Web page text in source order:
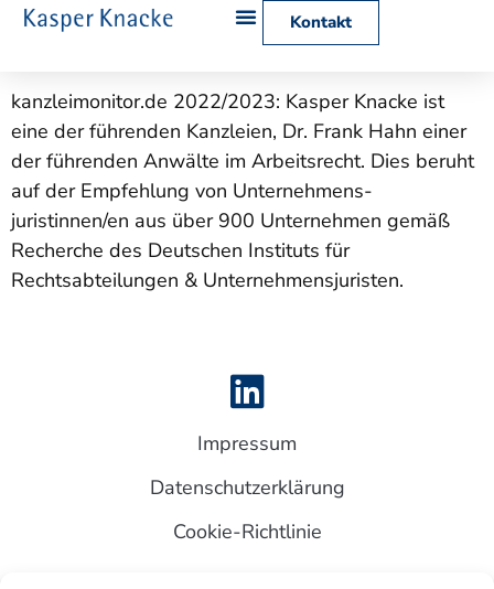
Kontakt
Anwälte 2018
kanzleimonitor.de 2022/2023: Kasper Knacke ist
eine der führenden Kanzleien, Dr. Frank Hahn einer
der führenden Anwälte im Arbeitsrecht. Dies beruht
auf der Empfehlung von Unternehmens-
juristinnen/en aus über 900 Unternehmen gemäß
Recherche des Deutschen Instituts für
Rechtsabteilungen & Unternehmensjuristen.
Impressum
Datenschutzerklärung
Cookie-Richtlinie